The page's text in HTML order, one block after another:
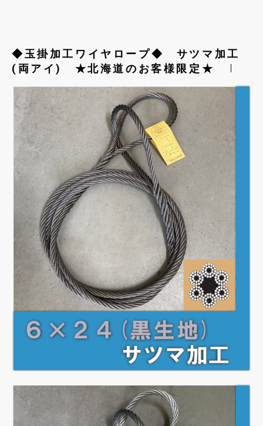
◆玉掛加工ワイヤロープ◆ サツマ加工
(両アイ) ★北海道のお客様限定★